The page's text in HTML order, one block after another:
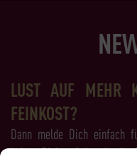
LUST AUF MEHR
FEINKOST?
Dann melde Dich einfach
halten Dich auf dem